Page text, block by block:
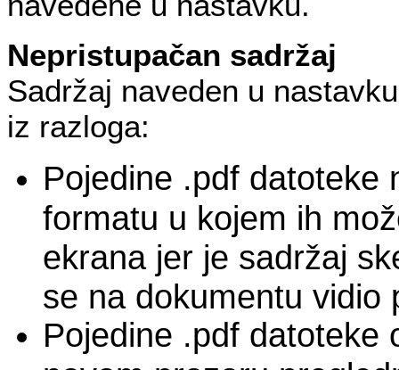
Nepristupačan sadržaj
Sadržaj naveden u
iz razloga:
Pojedine .pdf datoteke
formatu u kojem ih
ekrana jer je sadržaj
se na dokumentu vidio
Pojedine .pdf datoteke